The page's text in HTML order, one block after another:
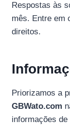
Respostas às
mês. Entre em
direitos.
Priorizamos a
GBWato.com
informações